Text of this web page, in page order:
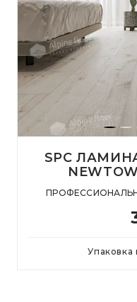
SPC
Упаковка